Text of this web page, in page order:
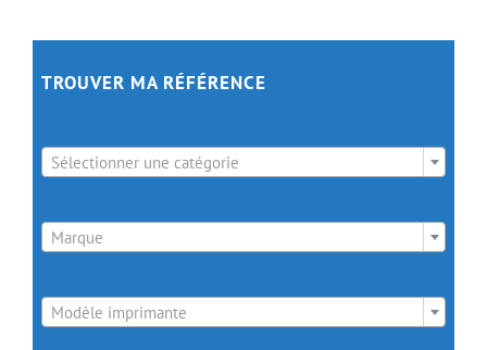
TROUVER MA RÉFÉRENCE
Sélectionner une catégorie
Marque
Modèle imprimante